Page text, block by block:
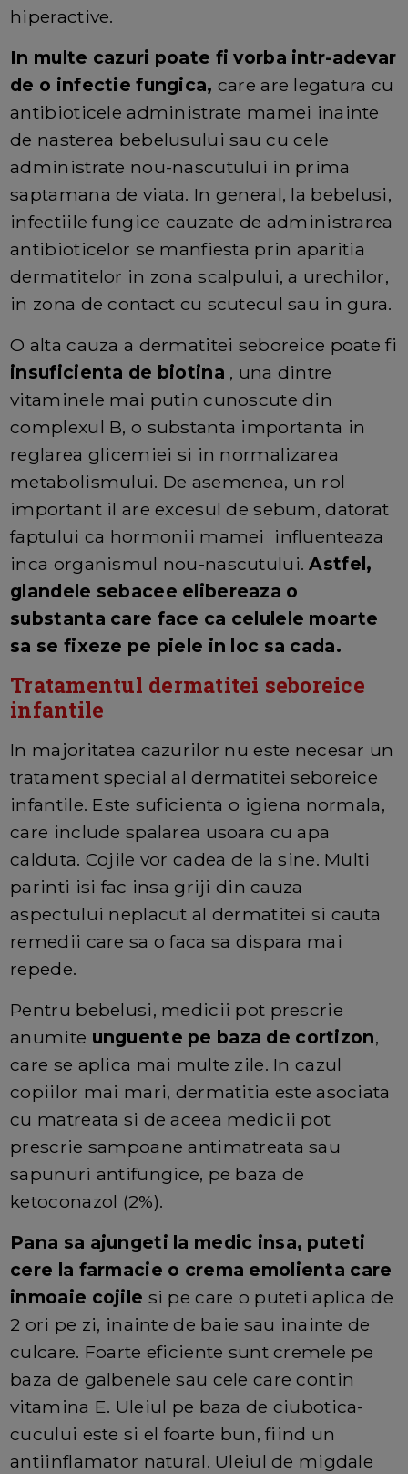
hiperactive.
In multe cazuri poate fi vorba intr-adevar
de o infectie fungica, care are legatura cu
antibioticele administrate mamei inainte
de nasterea bebelusului sau cu cele
administrate nou-nascutului in prima
saptamana de viata. In general, la bebelusi,
infectiile fungice cauzate de administrarea
antibioticelor se manfiesta prin aparitia
dermatitelor in zona scalpului, a urechilor,
in zona de contact cu scutecul sau in gura.
O alta cauza a dermatitei seboreice poate fi
insuficienta de biotina , una dintre
vitaminele mai putin cunoscute din
complexul B, o substanta importanta in
reglarea glicemiei si in normalizarea
metabolismului. De asemenea, un rol
important il are excesul de sebum, datorat
faptului ca hormonii mamei influenteaza
inca organismul nou-nascutului.Astfel,
glandele sebacee elibereaza o
substanta care face ca celulele moarte
sa se fixeze pe piele in loc sa cada.
Tratamentul dermatitei seboreice
infantile
In majoritatea cazurilor nu este necesar un
tratament special al dermatitei seboreice
infantile. Este suficienta o igiena normala,
care include spalarea usoara cu apa
calduta. Cojile vor cadea de la sine. Multi
parinti isi fac insa griji din cauza
aspectului neplacut al dermatitei si cauta
remedii care sa o faca sa dispara mai
repede.
Pentru bebelusi, medicii pot prescrie
anumite unguente pe baza de cortizon,
care se aplica mai multe zile. In cazul
copiilor mai mari, dermatitia este asociata
cu matreata si de aceea medicii pot
prescrie sampoane antimatreata sau
sapunuri antifungice, pe baza de
ketoconazol (2%).
Pana sa ajungeti la medic insa, puteti
cere la farmacie o crema emolienta care
inmoaie cojile si pe care o puteti aplica de
2 ori pe zi, inainte de baie sau inainte de
culcare. Foarte eficiente sunt cremele pe
baza de galbenele sau cele care contin
vitamina E. Uleiul pe baza de ciubotica-
cucului este si el foarte bun, fiind un
antiinflamator natural. Uleiul de migdale